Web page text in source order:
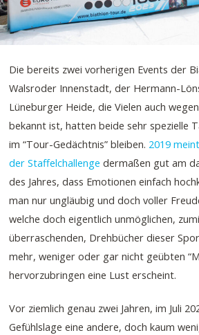
Die bereits zwei vorherigen Events der
Walsroder Innenstadt, der Hermann-
Lüneburger Heide, die Vielen auch
bekannt ist, hatten beide sehr spezielle
im “Tour-Gedächtnis” bleiben. 2019
der Staffelchallenge dermaßen gut am
des Jahres, dass Emotionen einfach
man nur ungläubig und doch voller
welche doch eigentlich unmöglichen,
überraschenden, Drehbücher dieser
mehr, weniger oder gar nicht geübten
hervorzubringen eine Lust erscheint.
Vor ziemlich genau zwei Jahren, im Juli
Gefühlslage eine andere, doch kaum